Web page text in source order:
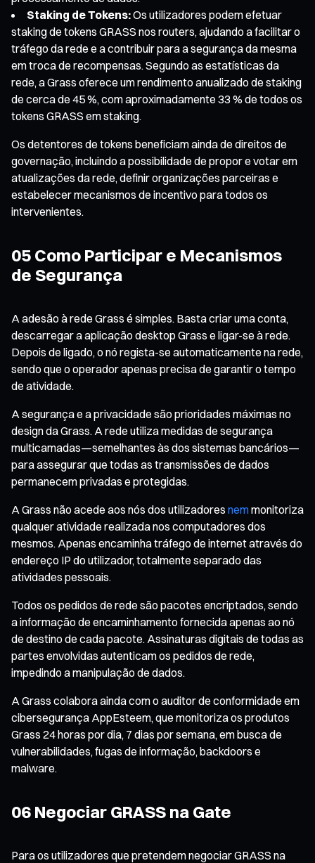
Staking de Tokens:Os utilizadores podem efetuar
staking de tokens GRASS nos routers, ajudando a facilitar o
tráfego da rede e a contribuir para a segurança da mesma
em troca de recompensas. Segundo as estatísticas da
rede, a Grass oferece um rendimento anualizado de staking
de cerca de 45 %, com aproximadamente 33 % de todos os
tokens GRASS em staking.
Os detentores de tokens beneficiam ainda de direitos de
governação, incluindo a possibilidade de propor e votar em
atualizações da rede, definir organizações parceiras e
estabelecer mecanismos de incentivo para todos os
intervenientes.
05 Como Participar e Mecanismos
de Segurança
A adesão à rede Grass é simples. Basta criar uma conta,
descarregar a aplicação desktop Grass e ligar-se à rede.
Depois de ligado, o nó regista-se automaticamente na rede,
sendo que o operador apenas precisa de garantir o tempo
de atividade.
A segurança e a privacidade são prioridades máximas no
design da Grass. A rede utiliza medidas de segurança
multicamadas—semelhantes às dos sistemas bancários—
para assegurar que todas as transmissões de dados
permanecem privadas e protegidas.
A Grass não acede aos nós dos utilizadores nemmonitoriza
qualquer atividade realizada nos computadores dos
mesmos. Apenas encaminha tráfego de internet através do
endereço IP do utilizador, totalmente separado das
atividades pessoais.
Todos os pedidos de rede são pacotes encriptados, sendo
a informação de encaminhamento fornecida apenas ao nó
de destino de cada pacote. Assinaturas digitais de todas as
partes envolvidas autenticam os pedidos de rede,
impedindo a manipulação de dados.
A Grass colabora ainda com o auditor de conformidade em
cibersegurança AppEsteem, que monitoriza os produtos
Grass 24 horas por dia, 7 dias por semana, em busca de
vulnerabilidades, fugas de informação, backdoors e
malware.
06 Negociar GRASS na Gate
Para os utilizadores que pretendem negociar GRASS na